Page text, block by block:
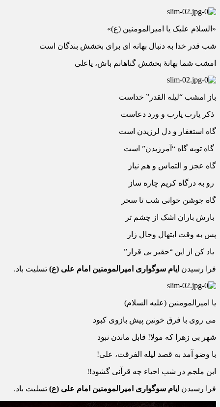
«السلام علیک یا امیرالمومنین (ع)»
شب قدر خدا به دنبال بهانه ای برای بخشش بندگان است
امشب شما بهانۀ بخشش گناهانم باش، یاعلی
باز امشب “لیله القدر” خداست
ذکر یارب یارب و ورد دعاست
گاه استغفار و دل لرزیدن است
گاه توبه گاه “آمرزیدن” است
گاه عجز و التماس و هم نیاز
رو به درگاه کریم چاره ساز
گاه جوشن خوانی شب تا سحر
بارش باران اشک از چشم تر
پس به وقت ابتهال وحال زار
یاد کن از این “حقیر بی قرار”
فرا رسیدن ایام سوگواری امیرالمومنین امام علی (ع) تسلیت باد.
یا امیرالمومنین (علیه السلام)
می روی با فرق خونین پیش بازوی کبود
شهر بی زهرا که مولا! قابل ماندن نبود
با وضو آمد به قصد لیله الفرقت، علی!
ابن ملجم در شب احیاء چه قرآنی گشود!!
فرا رسیدن ایام سوگواری امیرالمومنین امام علی (ع) تسلیت باد.